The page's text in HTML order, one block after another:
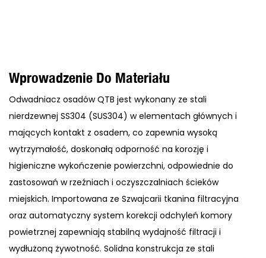
Wprowadzenie Do Materiału
Odwadniacz osadów QTB jest wykonany ze stali
nierdzewnej SS304 (SUS304) w elementach głównych i
mających kontakt z osadem, co zapewnia wysoką
wytrzymałość, doskonałą odporność na korozję i
higieniczne wykończenie powierzchni, odpowiednie do
zastosowań w rzeźniach i oczyszczalniach ścieków
miejskich. Importowana ze Szwajcarii tkanina filtracyjna
oraz automatyczny system korekcji odchyleń komory
powietrznej zapewniają stabilną wydajność filtracji i
wydłużoną żywotność. Solidna konstrukcja ze stali